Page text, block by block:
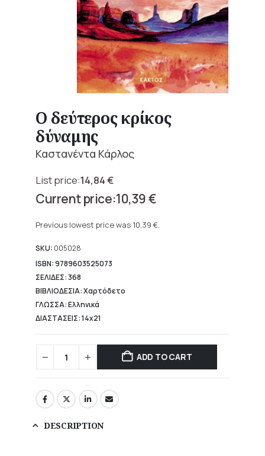
Ο δεύτερος κρίκος
δύναμης
Καστανέντα Κάρλος
14,84€
Original
price
14,84 €.
10,39€
price
10,39 €.
Previous lowest price was 10,39 €.
SKU: 005028
ISBN: 9789603525073
ΣΕΛΙΔΕΣ: 368
ΒΙΒΛΙΟΔΕΣΙΑ: Χαρτόδετο
ΓΛΩΣΣΑ: Ελληνικά
ΔΙΑΣΤΑΣΕΙΣ: 14x21
ADD TO CART
DESCRIPTION